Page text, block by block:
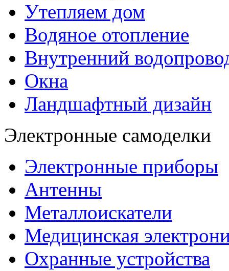
Утепляем дом
Водяное отопление
Внутренний
Окна
Ландшафтный дизайн
Электронные самоделки
Электронные приборы
Антенны
Металлоискатели
Медицинская
Охранные устройства